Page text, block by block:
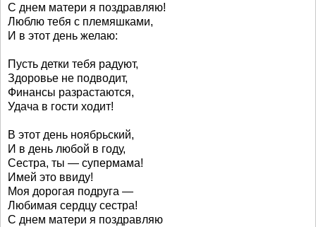
С днем матери я поздравляю!
Люблю тебя с племяшками,
И в этот день желаю:
Пусть детки тебя радуют,
Здоровье не подводит,
Финансы разрастаются,
Удача в гости ходит!
В этот день ноябрьский,
И в день любой в году,
Сестра, ты — супермама!
Имей это ввиду!
Моя дорогая подруга —
Любимая сердцу сестра!
С днем матери я поздравляю